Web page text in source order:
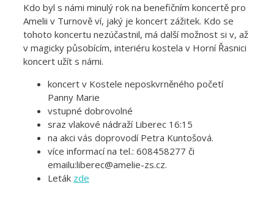
Kdo byl s námi minulý rok na benefičním koncertě pro
Amelii v Turnově ví, jaký je koncert zážitek. Kdo se
tohoto koncertu nezúčastnil, má další možnost si v, až
v magicky působícím, interiéru kostela v Horní Řasnici
koncert užít s námi.
koncert v Kostele neposkvrněného početí
Panny Marie
vstupné dobrovolné
sraz vlakové nádraží Liberec 16:15
na akci vás doprovodí Petra Kuntošová.
více informací na tel.: 608458277 či
emailu:liberec@amelie-zs.cz.
Leták zde